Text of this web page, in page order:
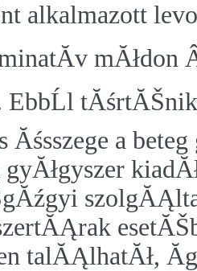
alkalmazott
mĂłdon
EbbĹl
a
gyĂłgyszer
talĂĄlhatĂł,